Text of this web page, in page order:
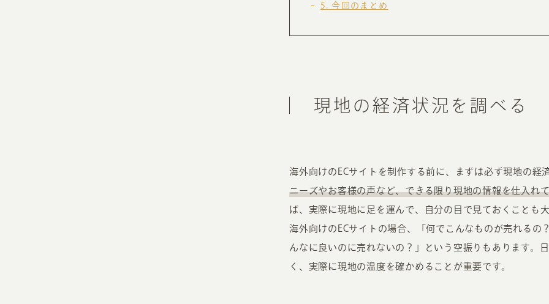
5 今回のまとめ
現地の経済状況を調べる
海外向けのECサイトを制作する前に、まずは必ず現地の経
ニーズやお客様の声など、できる限り現地の情報を仕入れ
ば、実際に現地に足を運んで、自分の目で見ておくことも大
海外向けのECサイトの場合、「何でこんなものが売れるの
んなに良いのに売れないの？」という空振りもあります。
く、実際に現地の温度を確かめることが重要です。